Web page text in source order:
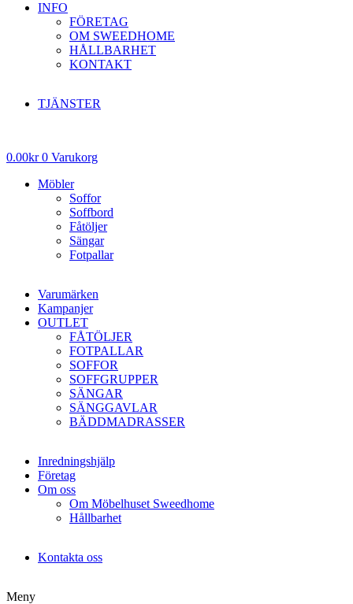
INFO
FÖRETAG
OM SWEEDHOME
HÅLLBARHET
KONTAKT
TJÄNSTER
0.00kr 0 Varukorg
Möbler
Soffor
Soffbord
Fåtöljer
Sängar
Fotpallar
Varumärken
Kampanjer
OUTLET
FÅTÖLJER
FOTPALLAR
SOFFOR
SOFFGRUPPER
SÄNGAR
SÄNGGAVLAR
BÄDDMADRASSER
Inredningshjälp
Företag
Om oss
Om Möbelhuset Sweedhome
Hållbarhet
Kontakta oss
Meny